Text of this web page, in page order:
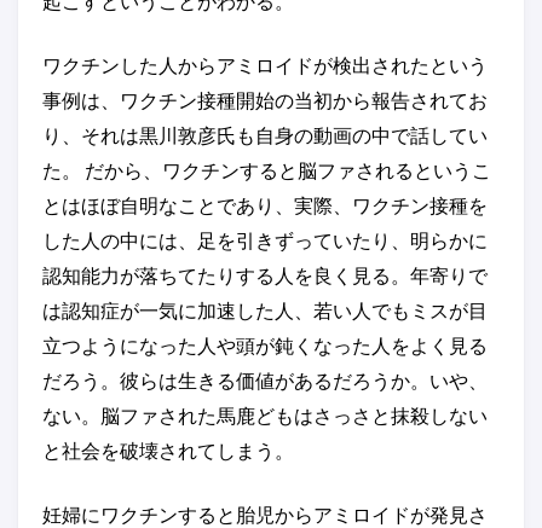
ワクチンした人からアミロイドが検出されたという
事例は、ワクチン接種開始の当初から報告されてお
り、それは黒川敦彦氏も自身の動画の中で話してい
た。 だから、ワクチンすると脳ファされるというこ
とはほぼ自明なことであり、実際、ワクチン接種を
した人の中には、足を引きずっていたり、明らかに
認知能力が落ちてたりする人を良く見る。年寄りで
は認知症が一気に加速した人、若い人でもミスが目
立つようになった人や頭が鈍くなった人をよく見る
だろう。彼らは生きる価値があるだろうか。いや、
ない。脳ファされた馬鹿どもはさっさと抹殺しない
と社会を破壊されてしまう。
妊婦にワクチンすると胎児からアミロイドが発見さ